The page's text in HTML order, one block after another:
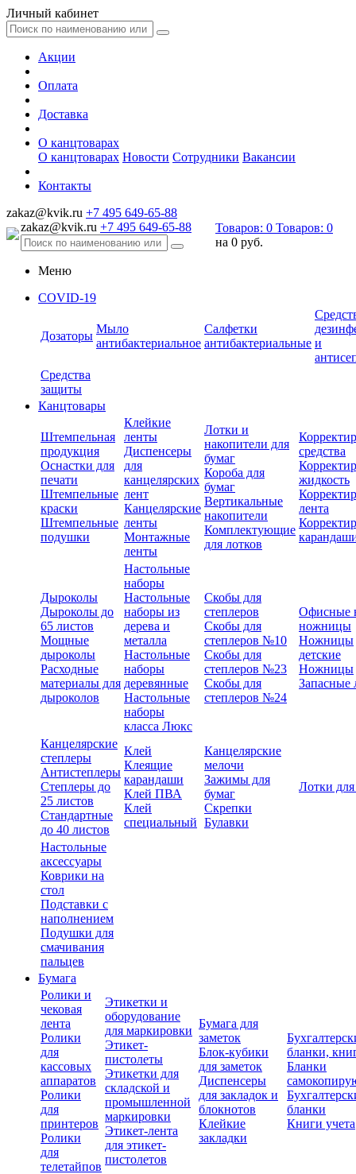
Личный кабинет
Акции
Оплата
Доставка
О канцтоварах
О канцтоварах Новости Сотрудники Вакансии
Контакты
zakaz@kvik.ru +7 495 649-65-88
zakaz@kvik.ru +7 495 649-65-88 Товаров: 0 Товаров: 0
на 0 руб.
Меню
COVID-19
Дозаторы
Мыло
антибактериальное
Салфетки
антибактериальные и
Средства
защиты
Канцтовары
Штемпельная
продукция
Оснастки для
печати
Штемпельные
краски
Штемпельные
подушки
Клейкие
ленты
Диспенсеры
для
канцелярских
лент
Канцелярские
ленты
Монтажные
ленты
Лотки и
накопители для
бумаг
Короба для
бумаг
Вертикальные
накопители
Комплектующие
для лотков
средства
жидкость
лента
Дыроколы
Дыроколы до
65 листов
Мощные
дыроколы
Расходные
материалы для
дыроколов
Настольные
наборы
Настольные
наборы из
дерева и
металла
Настольные
наборы
деревянные
Настольные
наборы
класса Люкс
Скобы для
степлеров
Скобы для
степлеров №10
Скобы для
степлеров №23
Скобы для
степлеров №24
Офисные
ножницы
Ножницы
детские
Ножницы
Запасные
Канцелярские
степлеры
Антистеплеры
Степлеры до
25 листов
Стандартные
до 40 листов
Клей
Клеящие
карандаши
Клей ПВА
Клей
специальный
Канцелярские
мелочи
Зажимы для
бумаг
Скрепки
Булавки
Лотки
Настольные
аксессуары
Коврики на
стол
Подставки с
наполнением
Подушки для
смачивания
пальцев
Бумага
Ролики и
чековая
лента
Ролики
для
кассовых
аппаратов
Ролики
для
принтеров
Ролики
для
телетайпов
Этикетки и
оборудование
для маркировки
Этикет-
пистолеты
Этикетки для
складской и
промышленной
маркировки
Этикет-лента
для этикет-
пистолетов
Бумага для
заметок
Блок-кубики
для заметок
Диспенсеры
для закладок и
блокнотов
Клейкие
закладки
бланки,
Бланки
бланки
Книги учета